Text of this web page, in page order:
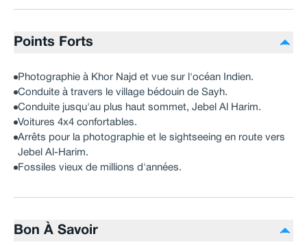
Points Forts
Photographie à Khor Najd et vue sur l'océan Indien.
Conduite à travers le village bédouin de Sayh.
Conduite jusqu'au plus haut sommet, Jebel Al Harim.
Voitures 4x4 confortables.
Arrêts pour la photographie et le sightseeing en route vers
Jebel Al-Harim.
Fossiles vieux de millions d'années.
Bon À Savoir